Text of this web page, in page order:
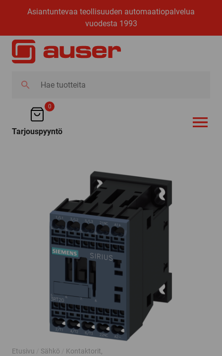
Asiantuntevaa teollisuuden automaatiopalvelua
vuodesta 1993
tuotteita
0
Tarjouspyyntö
Etusivu Sähkö
Kontaktorit,